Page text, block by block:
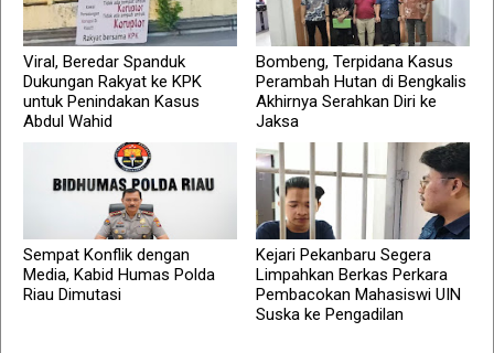
Viral, Beredar Spanduk
Dukungan Rakyat ke KPK
untuk Penindakan Kasus
Abdul Wahid
Bombeng, Terpidana Kasus
Perambah Hutan di Bengkalis
Akhirnya Serahkan Diri ke
Jaksa
Sempat Konflik dengan
Media, Kabid Humas Polda
Riau Dimutasi
Kejari Pekanbaru Segera
Limpahkan Berkas Perkara
Pembacokan Mahasiswi UIN
Suska ke Pengadilan